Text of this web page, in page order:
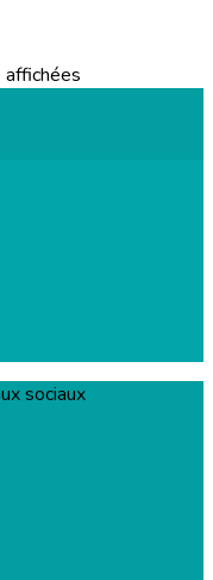
sociaux